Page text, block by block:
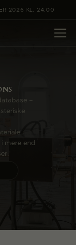
2026 KL. 24:00
–
i
mere end